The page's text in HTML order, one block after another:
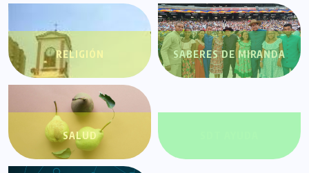
RELIGIÓN SABERES DE MIRANDA
SALUD